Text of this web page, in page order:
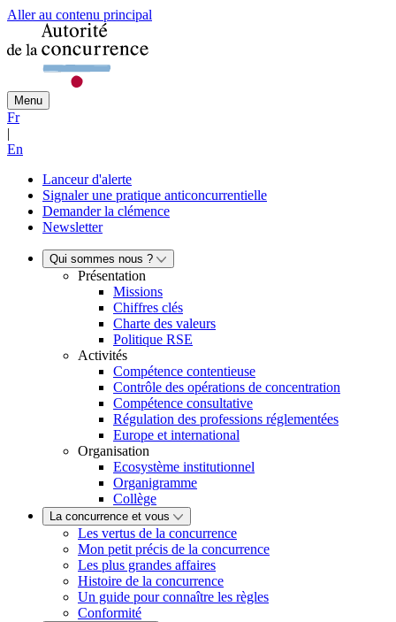
Aller au contenu principal
Menu
Fr
|
En
Lanceur d'alerte
Signaler une pratique anticoncurrentielle
Demander la clémence
Newsletter
Qui sommes nous ?
Présentation
Missions
Chiffres clés
Charte des valeurs
Politique RSE
Activités
Compétence contentieuse
Contrôle des opérations de concentration
Compétence consultative
Régulation des professions réglementées
Europe et international
Organisation
Ecosystème institutionnel
Organigramme
Collège
La concurrence et vous
Les vertus de la concurrence
Mon petit précis de la concurrence
Les plus grandes affaires
Histoire de la concurrence
Un guide pour connaître les règles
Conformité